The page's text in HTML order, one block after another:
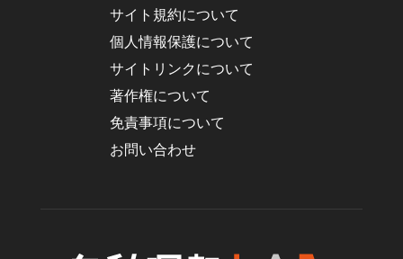
サイト規約について
個人情報保護について
サイトリンクについて
著作権について
免責事項について
お問い合わせ